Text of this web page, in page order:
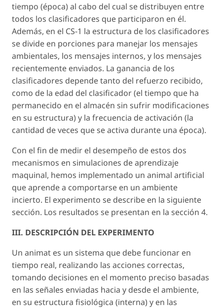
tiempo (época) al cabo del cual se distribuyen entre
todos los clasificadores que participaron en él.
Además, en el CS-1 la estructura de los clasificadores
se divide en porciones para manejar los mensajes
ambientales, los mensajes internos, y los mensajes
recientemente enviados. La ganancia de los
clasificadores depende tanto del refuerzo recibido,
como de la edad del clasificador (el tiempo que ha
permanecido en el almacén sin sufrir modificaciones
en su estructura) y la frecuencia de activación (la
cantidad de veces que se activa durante una época).
Con el fin de medir el desempeño de estos dos
mecanismos en simulaciones de aprendizaje
maquinal, hemos implementado un animal artificial
que aprende a comportarse en un ambiente
incierto. El experimento se describe en la siguiente
sección. Los resultados se presentan en la sección 4.
III. DESCRIPCIÓN DEL EXPERIMENTO
Un animat es un sistema que debe funcionar en
tiempo real, realizando las acciones correctas,
tomando decisiones en el momento preciso basadas
en las señales enviadas hacia y desde el ambiente,
en su estructura fisiológica (interna) y en las